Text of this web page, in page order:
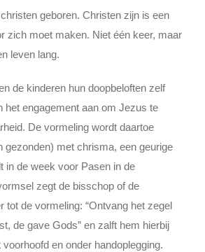
geboren. Christen zijn is een
zich moet maken. Niet één keer, maar
leven lang.
de kinderen hun doopbeloften zelf
het engagement aan om Jezus te
De vormeling wordt daartoe
gezonden) met chrisma, een geurige
in de week voor Pasen in de
zegt de bisschop of de
tot de vormeling: “Ontvang het zegel
de gave Gods” en zalft hem hierbij
en onder handoplegging.